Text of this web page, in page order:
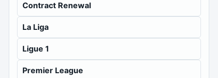
Contract Renewal
La Liga
Ligue 1
Premier League